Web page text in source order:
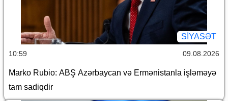
SİYASƏT
10:59 09.08.2026
Marko Rubio: ABŞ Azərbaycan və Ermənistanla işləməyə
tam sadiqdir